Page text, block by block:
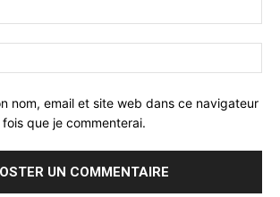
nom, email et site web dans ce navigateur
que je commenterai.